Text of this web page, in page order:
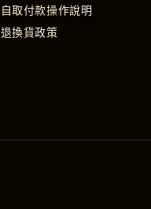
自取付款操作說明
退換貨政策